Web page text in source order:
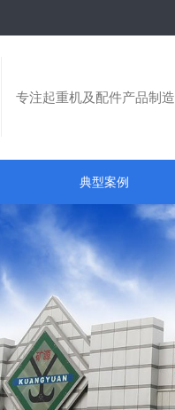
专注起重机及配件产品制造
典型案例